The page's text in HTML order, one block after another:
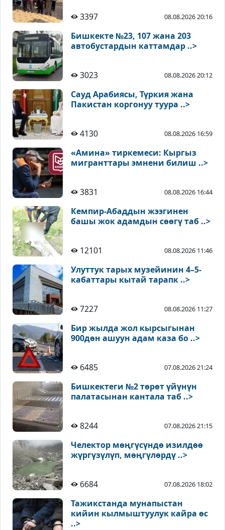
3397 08.08.2026 20:16
Бишкекте №23, 107 жана 203
автобустардын каттамдар ..>
3023 08.08.2026 20:12
Сауд Арабиясы, Түркия жана
Пакистан коргонуу туура ..>
4130 08.08.2026 16:59
«Амина» тиркемеси: Кыргыз
мигранттары эмнени билиш ..>
3831 08.08.2026 16:44
Кемпир-Абаддын жээгинен
башы жок адамдын сөөгү таб ..>
12101 08.08.2026 11:46
Улуттук тарых музейинин 4–5-
кабаттары кытай тарапк ..>
7227 08.08.2026 11:27
Бир жылда жол кырсыгынан
900дөн ашуун адам каза бо ..>
6485 07.08.2026 21:24
Бишкектеги №2 төрөт үйүнүн
палатасынан кантала таб ..>
8244 07.08.2026 21:15
Челектор мөңгүсүндө изилдөө
жүргүзүлүп, мөңгүлөрдү ..>
6684 07.08.2026 18:02
Тажикстанда мунапыстан
кийин кылмыштуулук кайра өс
..>